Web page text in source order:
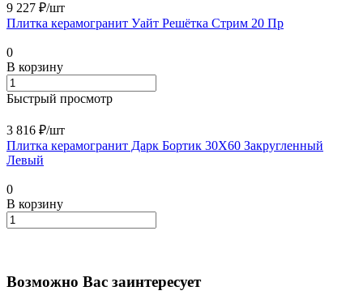
9 227 ₽/шт
Плитка керамогранит Уайт Решётка Стрим 20 Пр
0
В корзину
Быстрый просмотр
3 816 ₽/шт
Плитка керамогранит Дарк Бортик 30X60 Закругленный
Левый
0
В корзину
Возможно Вас заинтересует